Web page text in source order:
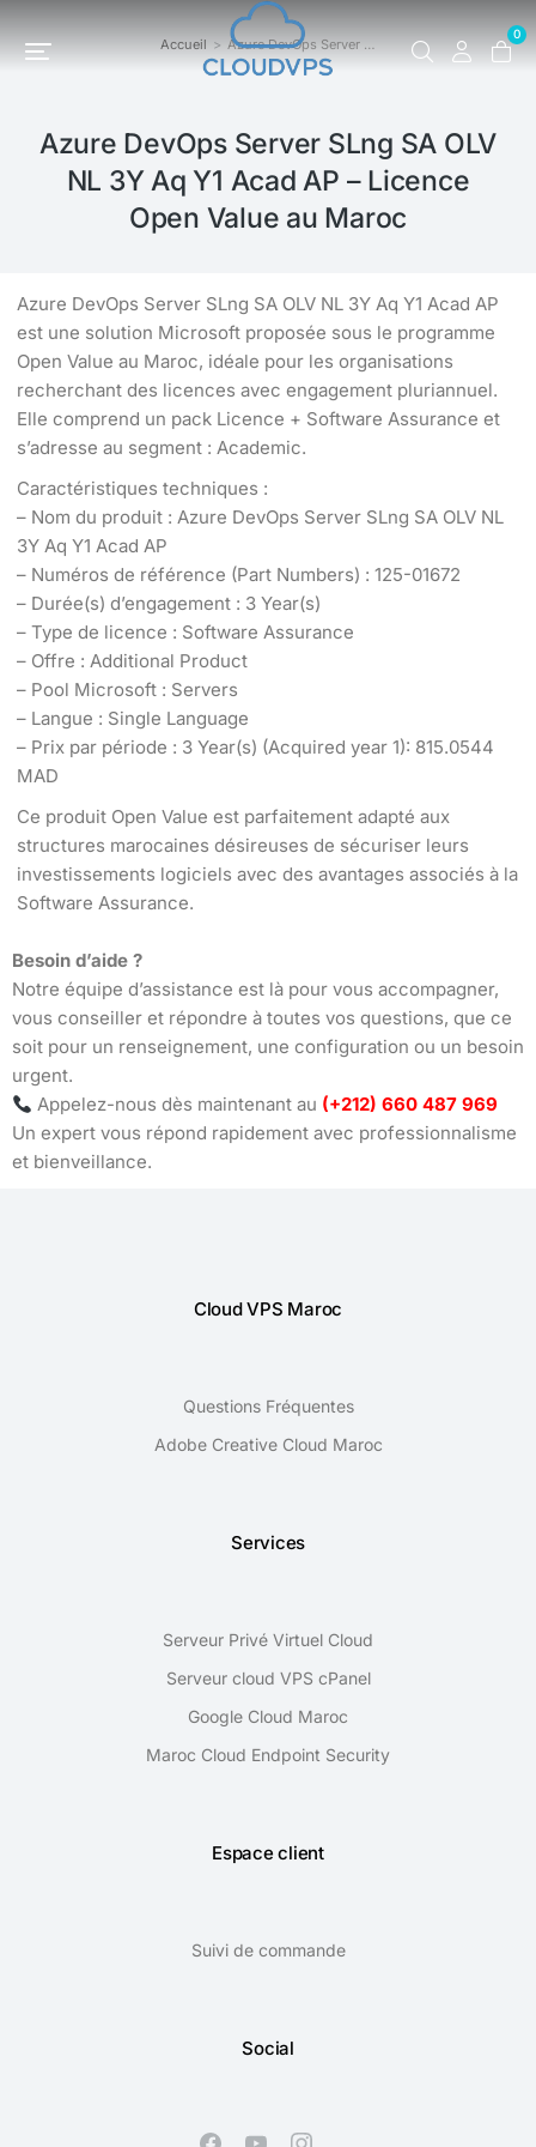
0
Vous êtes ici : Accueil Azure DevOps Server …
Azure DevOps Server SLng SA OLV
NL 3Y Aq Y1 Acad AP – Licence
Open Value au Maroc
Azure DevOps Server SLng SA OLV NL 3Y Aq Y1 Acad AP
est une solution Microsoft proposée sous le programme
Open Value au Maroc, idéale pour les organisations
recherchant des licences avec engagement pluriannuel.
Elle comprend un pack Licence + Software Assurance et
s’adresse au segment : Academic.
Caractéristiques techniques :
– Nom du produit : Azure DevOps Server SLng SA OLV NL
3Y Aq Y1 Acad AP
– Numéros de référence (Part Numbers) : 125-01672
– Durée(s) d’engagement : 3 Year(s)
– Type de licence : Software Assurance
– Offre : Additional Product
– Pool Microsoft : Servers
– Langue : Single Language
– Prix par période : 3 Year(s) (Acquired year 1): 815.0544
MAD
Ce produit Open Value est parfaitement adapté aux
structures marocaines désireuses de sécuriser leurs
investissements logiciels avec des avantages associés à la
Software Assurance.
Besoin d’aide ?
Notre équipe d’assistance est là pour vous accompagner,
vous conseiller et répondre à toutes vos questions, que ce
soit pour un renseignement, une configuration ou un besoin
urgent.
Appelez-nous dès maintenant au (+212) 660 487 969
Un expert vous répond rapidement avec professionnalisme
et bienveillance.
Cloud VPS Maroc
Questions Fréquentes
Adobe Creative Cloud Maroc
Services
Serveur Privé Virtuel Cloud
Serveur cloud VPS cPanel
Google Cloud Maroc
Maroc Cloud Endpoint Security
Espace client
Suivi de commande
Social